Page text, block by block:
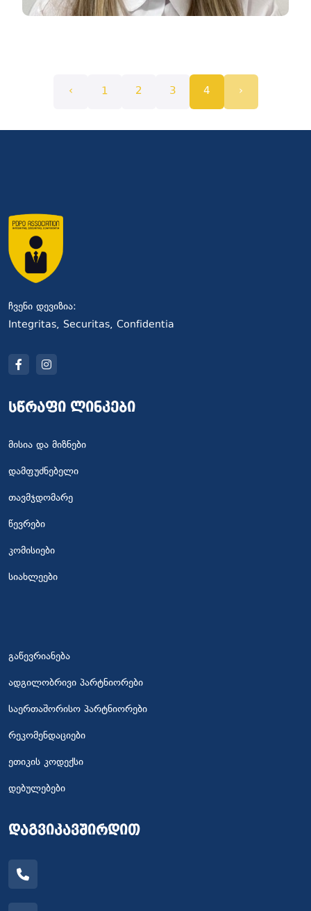
‹ 1 2 3 4 ›
ჩვენი დევიზია:
Integritas, Securitas, Confidentia
სწრაფი ლინკები
მისია და მიზნები
დამფუძნებელი
თავმჯდომარე
წევრები
კომისიები
სიახლეები
გაწევრიანება
ადგილობრივი პარტნიორები
საერთაშორისო პარტნიორები
რეკომენდაციები
ეთიკის კოდექსი
დებულებები
დაგვიკავშირდით